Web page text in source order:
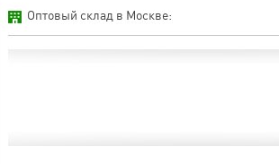
Оптовый склад в Москве: